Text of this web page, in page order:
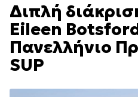
Διπλή
Eileen
Πανελλήνιο
SUP